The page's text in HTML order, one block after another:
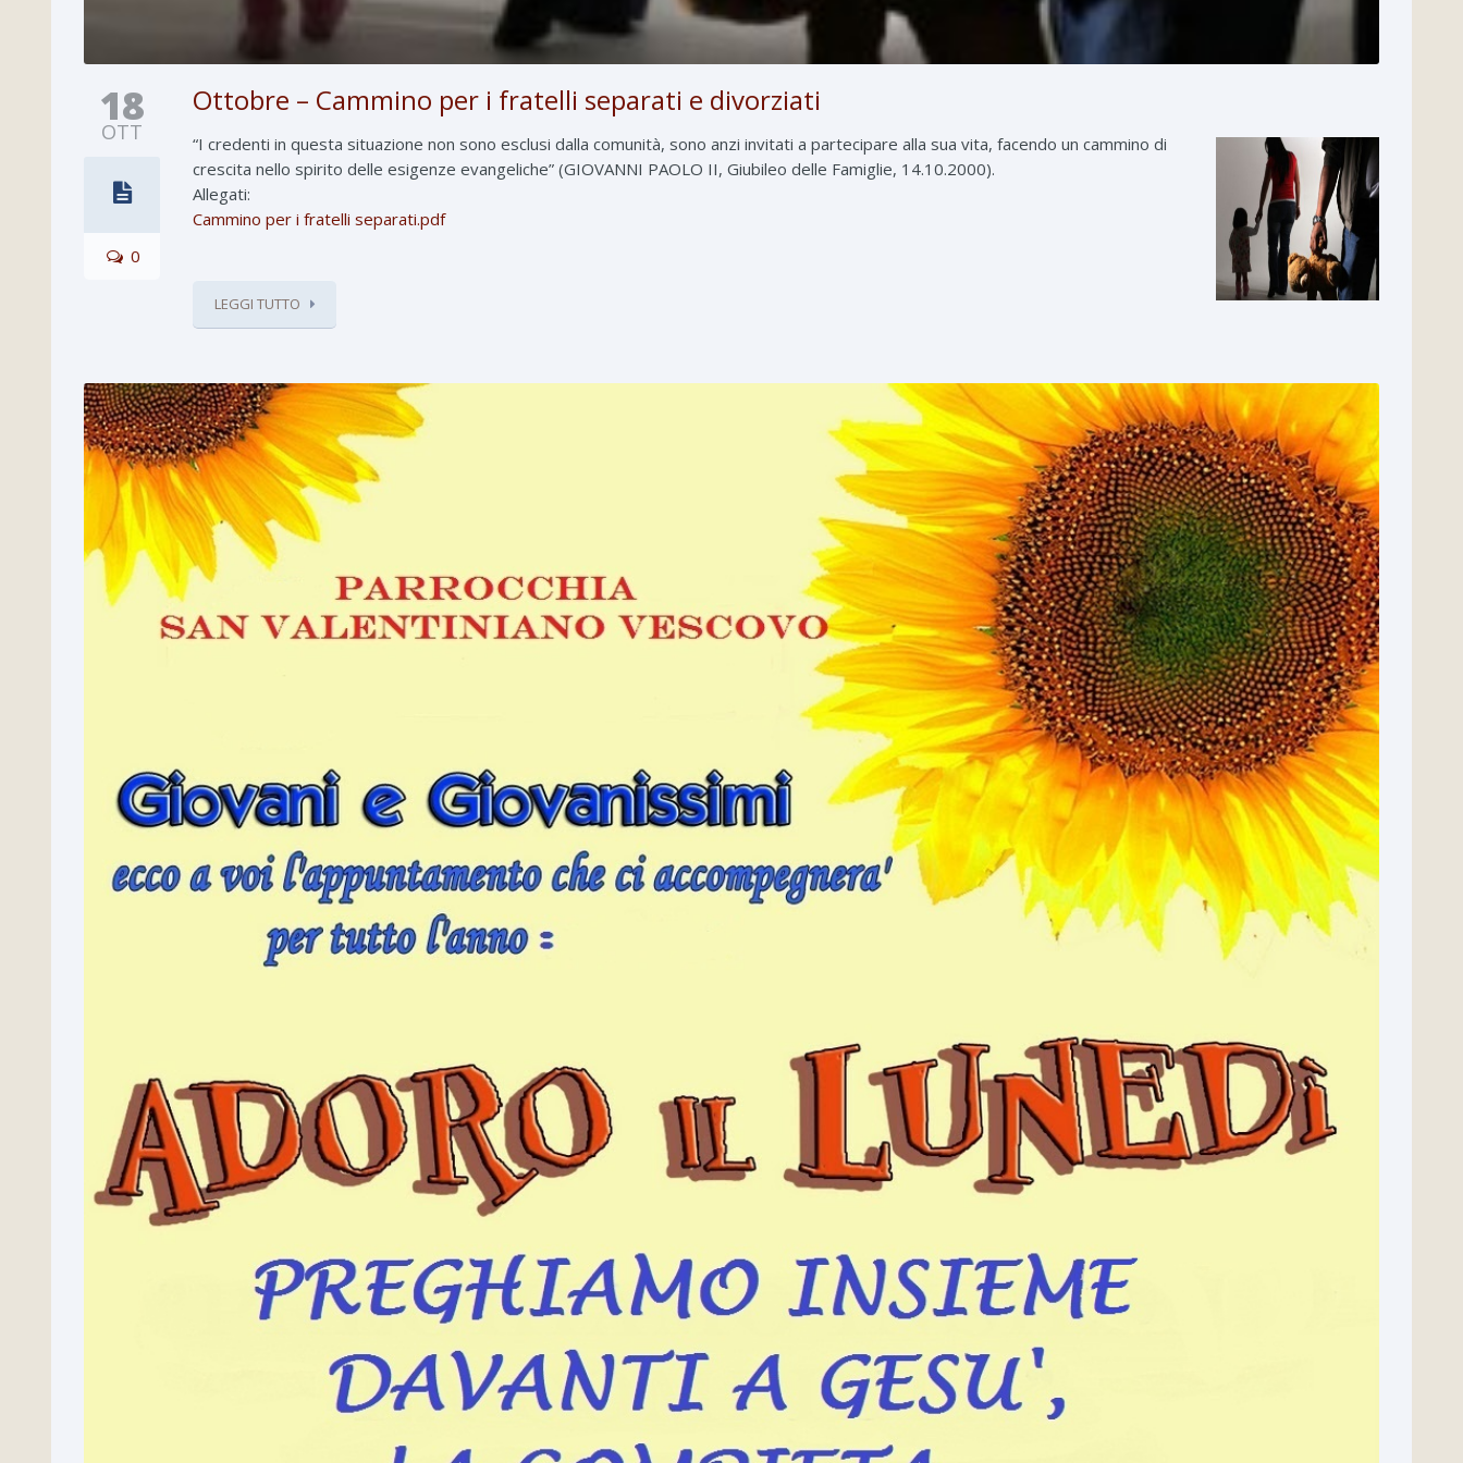
18
OTT
0
Ottobre – Cammino per i fratelli separati e divorziati
“I credenti in questa situazione non sono esclusi dalla comunità, sono anzi invitati a partecipare alla sua vita, facendo un cammino di
crescita nello spirito delle esigenze evangeliche” (GIOVANNI PAOLO II, Giubileo delle Famiglie, 14.10.2000).
Allegati:
Cammino per i fratelli separati.pdf
LEGGI TUTTO